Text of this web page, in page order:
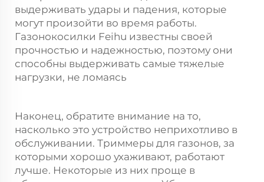
выдерживать удары и падения, которые
могут произойти во время работы.
Газонокосилки Feihu известны своей
прочностью и надежностью, поэтому они
способны выдерживать самые тяжелые
нагрузки, не ломаясь
Наконец, обратите внимание на то,
насколько это устройство неприхотливо в
обслуживании. Триммеры для газонов, за
которыми хорошо ухаживают, работают
лучше. Некоторые из них проще в